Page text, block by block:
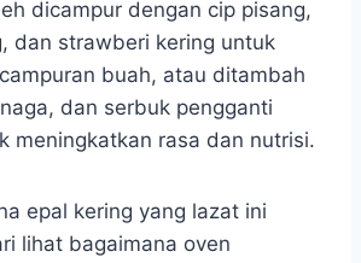
dicampur dengan cip pisang,
dan strawberi kering untuk
buah, atau ditambah
dan serbuk pengganti
meningkatkan rasa dan nutrisi.
epal kering yang lazat ini
lihat bagaimana oven